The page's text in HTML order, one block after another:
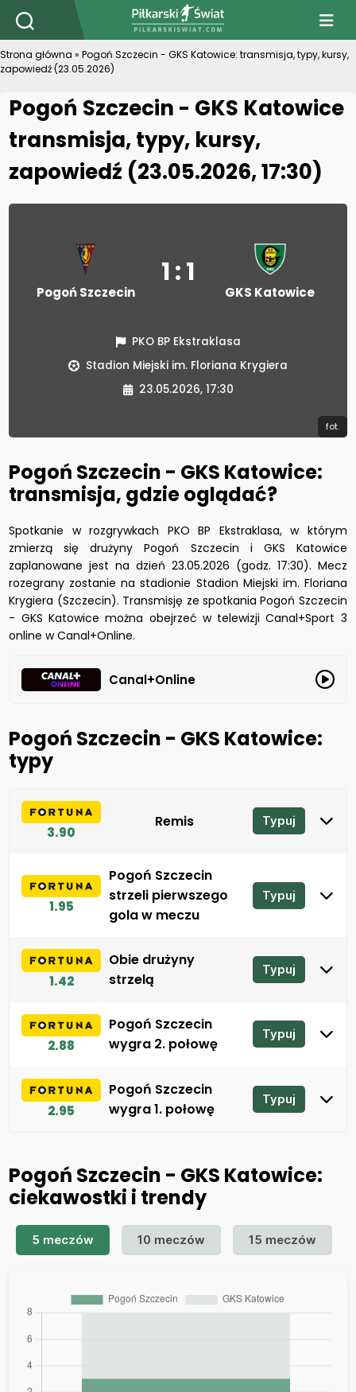
PiłkarskiSwiat.com
Strona główna » Pogoń Szczecin - GKS Katowice: transmisja, typy, kursy,
zapowiedź (23.05.2026)
Pogoń Szczecin - GKS Katowice
transmisja, typy, kursy,
zapowiedź (23.05.2026, 17:30)
Pogoń Szczecin
1 : 1
GKS Katowice
PKO BP Ekstraklasa
Stadion Miejski im. Floriana Krygiera
23.05.2026, 17:30
fot.
Pogoń Szczecin - GKS Katowice:
transmisja, gdzie oglądać?
Spotkanie w rozgrywkach PKO BP Ekstraklasa, w którym
zmierzą się drużyny Pogoń Szczecin i GKS Katowice
zaplanowane jest na dzień 23.05.2026 (godz. 17:30). Mecz
rozegrany zostanie na stadionie Stadion Miejski im. Floriana
Krygiera (Szczecin). Transmisję ze spotkania Pogoń Szczecin
- GKS Katowice można obejrzeć w telewizji Canal+Sport 3
online w Canal+Online.
Canal+Online
Pogoń Szczecin - GKS Katowice:
typy
3.90
Remis Typuj
1.95
Pogoń Szczecin
strzeli pierwszego
gola w meczu
Typuj
1.42
Obie drużyny
strzelą
Typuj
2.88
Pogoń Szczecin
wygra 2. połowę
Typuj
2.95
Pogoń Szczecin
wygra 1. połowę
Typuj
Pogoń Szczecin - GKS Katowice:
ciekawostki i trendy
5 meczów 10 meczów 15 meczów